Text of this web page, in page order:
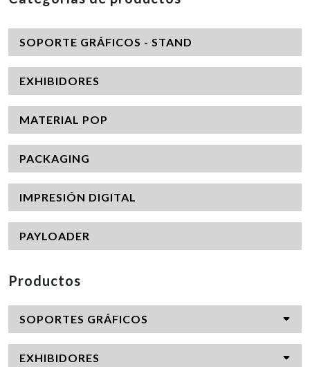
SOPORTE GRÁFICOS - STAND
EXHIBIDORES
MATERIAL POP
PACKAGING
IMPRESIÓN DIGITAL
PAYLOADER
Productos
SOPORTES GRÁFICOS
EXHIBIDORES